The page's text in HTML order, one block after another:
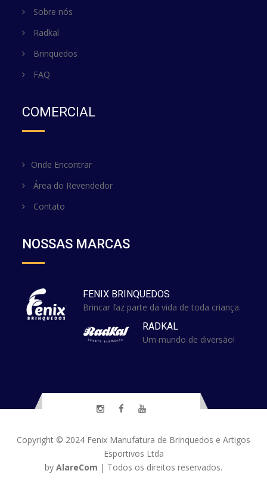
Sobre nós
Radkal
Brinquedos
FAQ
COMERCIAL
Onde Encontrar
Área do Revendedor
Contato
NOSSAS MARCAS
FENIX BRINQUEDOS
Brincar faz parte da vida de toda criança.
RADKAL
Um mundo de diversão!
Copyright © 2024 Fenix Manufatura de Brinquedos e Artigos
Esportivos Ltda
by AlareCom | Todos os direitos reservados.